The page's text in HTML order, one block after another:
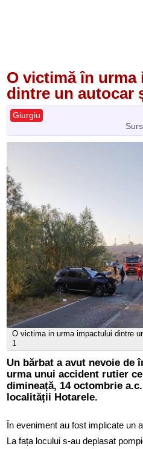
O victimă în urma
dintre un autocar
Giurgiu
O victima in urma impactului dintre
1
Un bărbat a avut nevoie de
urma unui accident rutier
dimineață, 14 octombrie
localității Hotarele.
În eveniment au fost implicate un
La fața locului s-au deplasat